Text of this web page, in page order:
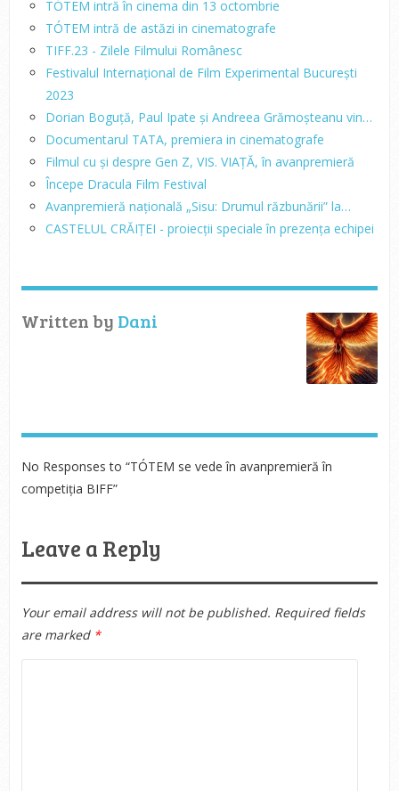
TÓTEM intră în cinema din 13 octombrie
TÓTEM intră de astăzi in cinematografe
TIFF.23 - Zilele Filmului Românesc
Festivalul Internațional de Film Experimental București
2023
Dorian Boguță, Paul Ipate și Andreea Grămoșteanu vin…
Documentarul TATA, premiera in cinematografe
Filmul cu și despre Gen Z, VIS. VIAȚĂ, în avanpremieră
Începe Dracula Film Festival
Avanpremieră națională „Sisu: Drumul răzbunării” la…
CASTELUL CRĂIȚEI - proiecții speciale în prezența echipei
Written by Dani
No Responses to “TÓTEM se vede în avanpremieră în
competiția BIFF”
Leave a Reply
Your email address will not be published. Required fields
are marked *